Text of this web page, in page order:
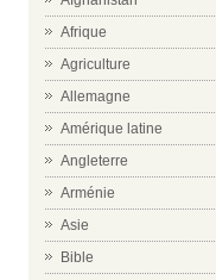
Afrique
Agriculture
Allemagne
Amérique latine
Angleterre
Arménie
Asie
Bible